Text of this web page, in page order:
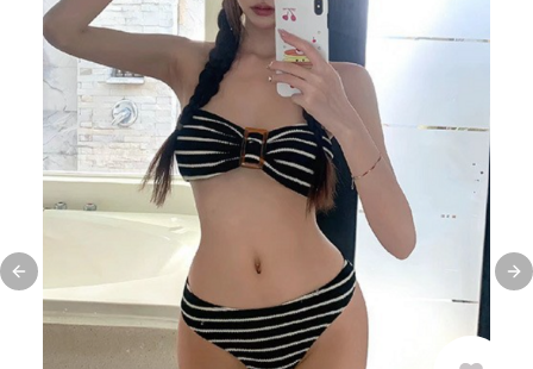
Previous slide